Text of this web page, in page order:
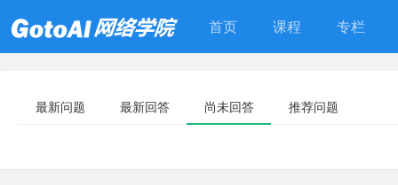
首页 课程 专栏
最新问题 最新回答 尚未回答 推荐问题